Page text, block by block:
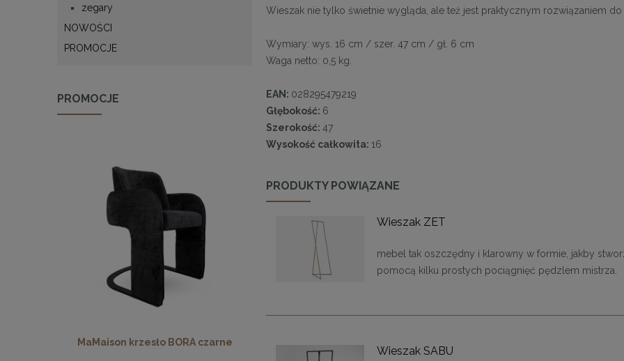
zegary
NOWOŚCI
PROMOCJE
PROMOCJE
MaMaison krzesło BORA czarne
drewno
Wieszak nie tylko świetnie wygląda, ale też jest praktycznym rozwiązaniem
Wymiary: wys. 16 cm / szer. 47 cm / gł. 6 cm
Waga netto: 0,5 kg.
EAN: 028295479219
Głębokość: 6
Szerokość: 47
Wysokość całkowita: 16
PRODUKTY POWIĄZANE
Wieszak ZET
mebel tak oszczędny i klarowny w formie, jakby
pomocą kilku prostych pociągnięć pędzlem mistrza.
Wieszak SABU